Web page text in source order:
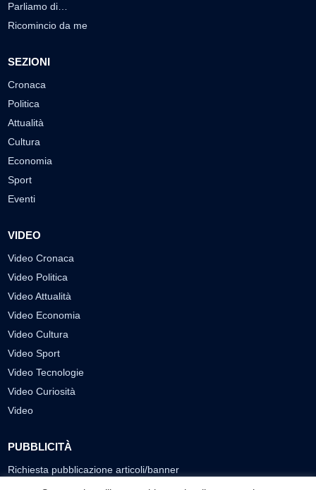
Parliamo di…
Ricomincio da me
SEZIONI
Cronaca
Politica
Attualità
Cultura
Economia
Sport
Eventi
VIDEO
Video Cronaca
Video Politica
Video Attualità
Video Economia
Video Cultura
Video Sport
Video Tecnologie
Video Curiosità
Video
PUBBLICITÀ
Richiesta pubblicazione articoli/banner